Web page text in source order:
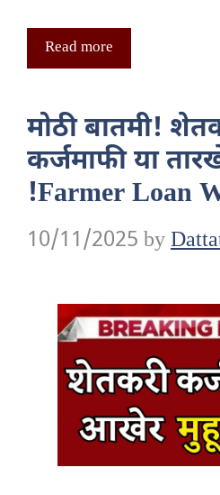
Read more
मोठी बातमी!
कर्जमाफी या
!Farmer Loan
10/11/2025 by